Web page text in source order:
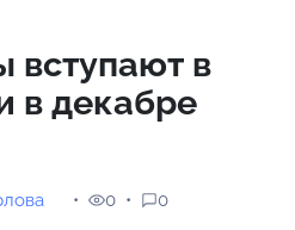
вступают в
в декабре
0 0